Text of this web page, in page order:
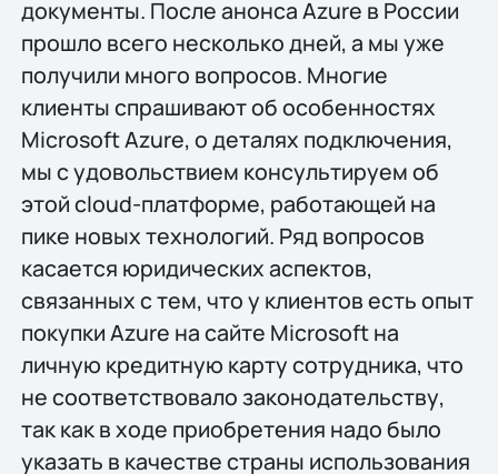
документы. После анонса Azure в России
прошло всего несколько дней, а мы уже
получили много вопросов. Многие
клиенты спрашивают об особенностях
Microsoft Azure, о деталях подключения,
мы с удовольствием консультируем об
этой cloud-платформе, работающей на
пике новых технологий. Ряд вопросов
касается юридических аспектов,
связанных с тем, что у клиентов есть опыт
покупки Azure на сайте Microsoft на
личную кредитную карту сотрудника, что
не соответствовало законодательству,
так как в ходе приобретения надо было
указать в качестве страны использования